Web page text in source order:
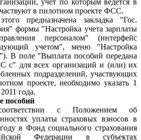
в пилотном проекте ФСС.
предназначена закладка "Гос.
формы "Настройка учета зарплаты
персоналом" (интерфейс
учетом", меню "Настройка
В поле "Выплата пособий передана
с" для всех организаций и (или) их
подразделений, участвующих
проекте, необходимо указать 1
года.
пособий
с Положением об
уплаты страховых взносов в
в Фонд социального страхования
Федерации в субъектах